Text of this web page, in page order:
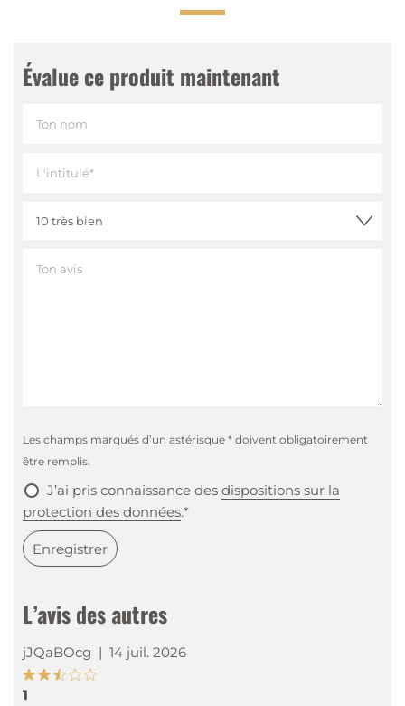
L’avis des autres
jJQaBOcg | 14 juil. 2026
1
Évalue ce produit maintenant
Les champs marqués d’un astérisque * doivent obligatoirement
être remplis.
J’ai pris connaissance des dispositions sur la
protection des données.*
Enregistrer